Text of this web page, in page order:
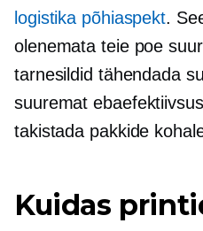
logistika põhiaspekt.
olenemata teie poe
tarnesildid tähendada
suuremat
takistada pakkide
Kuidas